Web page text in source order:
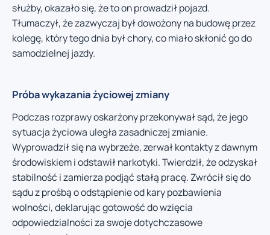
służby, okazało się, że to on prowadził pojazd.
Tłumaczył, że zazwyczaj był dowożony na budowę przez
kolegę, który tego dnia był chory, co miało skłonić go do
samodzielnej jazdy.
Próba wykazania życiowej zmiany
Podczas rozprawy oskarżony przekonywał sąd, że jego
sytuacja życiowa uległa zasadniczej zmianie.
Wyprowadził się na wybrzeże, zerwał kontakty z dawnym
środowiskiem i odstawił narkotyki. Twierdził, że odzyskał
stabilność i zamierza podjąć stałą pracę. Zwrócił się do
sądu z prośbą o odstąpienie od kary pozbawienia
wolności, deklarując gotowość do wzięcia
odpowiedzialności za swoje dotychczasowe